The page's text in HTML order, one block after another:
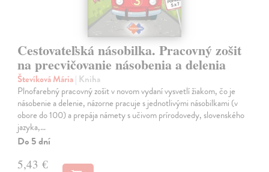
Cestovateľská násobilka. Pracovný zošit
na precvičovanie násobenia a delenia
Števíková Mária| Kniha
Plnofarebný pracovný zošit v novom vydaní vysvetlí žiakom, čo je
násobenie a delenie, názorne pracuje s jednotlivými násobilkami (v
obore do 100) a prepája námety s učivom prírodovedy, slovenského
jazyka,…
Do 5 dní
5,43 €